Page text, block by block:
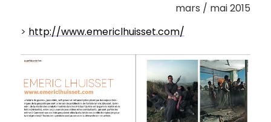
mars / mai 2015
> http://www.emericlhuisset.com/